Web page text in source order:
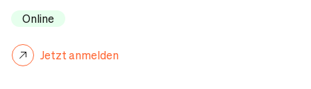
Anmeldung
Gesprächspartner
Online
Jetzt anmelden